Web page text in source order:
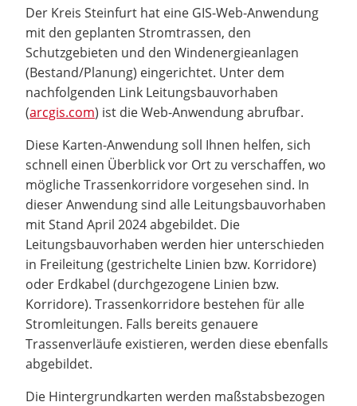
Der Kreis Steinfurt hat eine GIS-Web-Anwendung
mit den geplanten Stromtrassen, den
Schutzgebieten und den Windenergieanlagen
(Bestand/Planung) eingerichtet. Unter dem
nachfolgenden Link Leitungsbauvorhaben
(arcgis.com) ist die Web-Anwendung abrufbar.
Diese Karten-Anwendung soll Ihnen helfen, sich
schnell einen Überblick vor Ort zu verschaffen, wo
mögliche Trassenkorridore vorgesehen sind. In
dieser Anwendung sind alle Leitungsbauvorhaben
mit Stand April 2024 abgebildet. Die
Leitungsbauvorhaben werden hier unterschieden
in Freileitung (gestrichelte Linien bzw. Korridore)
oder Erdkabel (durchgezogene Linien bzw.
Korridore). Trassenkorridore bestehen für alle
Stromleitungen. Falls bereits genauere
Trassenverläufe existieren, werden diese ebenfalls
abgebildet.
Die Hintergrundkarten werden maßstabsbezogen